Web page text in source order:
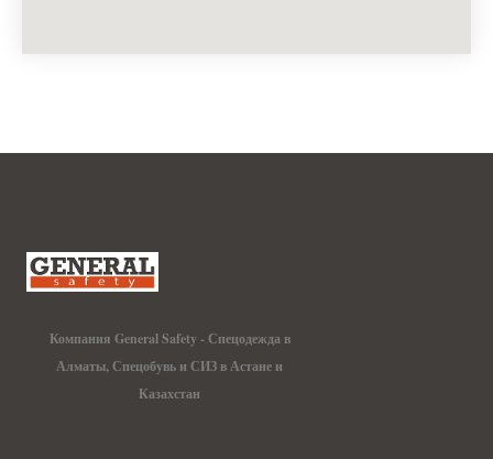
Компания General Safety - Спецодежда в
Алматы, Спецобувь и СИЗ в Астане и
Казахстан